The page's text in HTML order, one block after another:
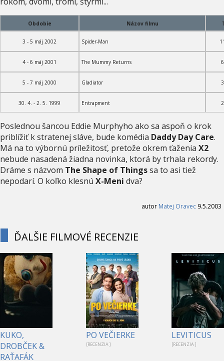
Obdobie Názov filmu
3 - 5 máj 2002 Spider-Man
4 - 6 máj 2001 The Mummy Returns
5 - 7 máj 2000 Gladiator
30. 4. - 2. 5. 1999 Entrapment
Poslednou šancou Eddie Murphyho ako sa aspoň o krok
priblížiť k stratenej sláve, bude komédia Daddy Day Care.
Má na to výbornú príležitosť, pretože okrem ťaženia X2
nebude nasadená žiadna novinka, ktorá by trhala rekordy.
Dráme s názvom The Shape of Thingssa to asi tiež
nepodarí. O koľko klesnú X-Meni dva?
autor Matej Oravec 9.5.2003
ĎALŠIE FILMOVÉ RECENZIE
KUKO,
DROBČEK &
RAŤAFÁK
PO VEČIERKE
[RECENZIA ]
LEVITICUS
[RECENZIA ]